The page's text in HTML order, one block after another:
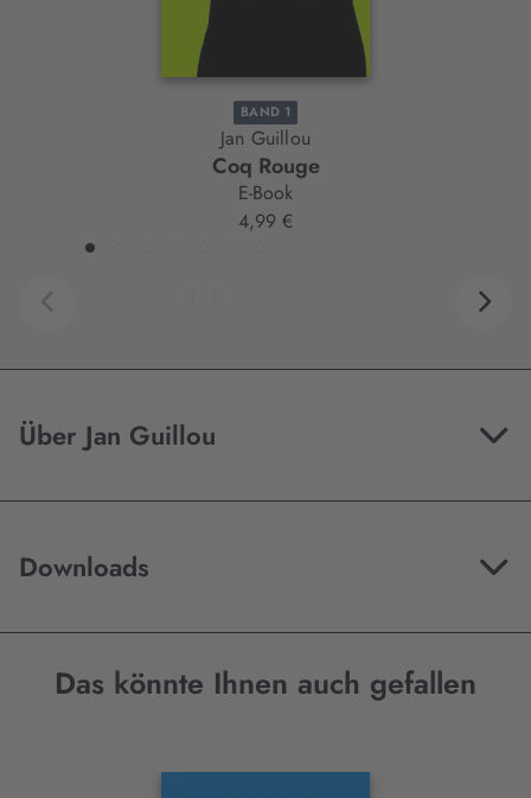
BAND 1
Jan Guillou
Coq Rouge
E-Book
4,99 €
Über Jan Guillou
Downloads
Das könnte Ihnen auch gefallen